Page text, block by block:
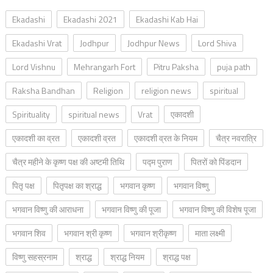
Ekadashi Ekadashi 2021
Ekadashi Kab Hai
Ekadashi Vrat
Jodhpur Jodhpur News
Lord Shiva
Lord Vishnu
Mehrangarh Fort Pitru Paksha
puja path
Raksha Bandhan
Religion religion news
spiritual
Spirituality
spiritual news Vrat
एकादशी
एकादशी का व्रत
एकादशी व्रत एकादशी व्रत के नियम
चैत्र नवरात्रि
चैत्र महीने के कृष्ण पक्ष की अष्टमी तिथि
पद्म पुराण
पितरों को पिंडदान
पितृ पक्ष
पितृपक्ष का श्राद्ध भगवान कृष्ण
भगवान विष्णु
भगवान विष्णु की आराधना
भगवान विष्णु की पूजा
भगवान विष्णु की विशेष पूजा
भगवान शिव
भगवान श्री कृष्ण भगवान श्रीकृष्ण
माता लक्ष्मी
विष्णु सहस्रनाम
श्राद्ध श्राद्ध नियम श्राद्ध पक्ष